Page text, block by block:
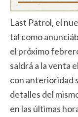
Last Patrol, el
tal como
el próximo
saldrá a la venta
con anterioridad
detalles del
en las últimas